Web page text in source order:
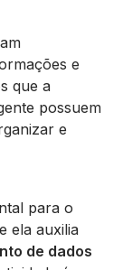
e
que a
possuem
e
para o
ela auxilia
de dados